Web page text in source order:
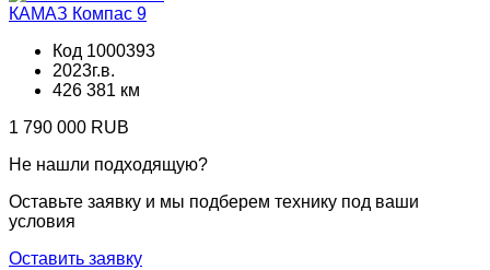
КАМАЗ Компас 9
Код 1000393
2023г.в.
426 381 км
1 790 000 RUB
Не нашли подходящую?
Оставьте заявку и мы подберем технику под ваши
условия
Оставить заявку